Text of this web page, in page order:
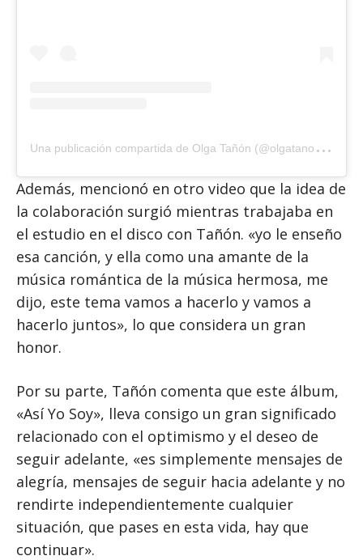
U
na publicación compartida de Olga Tañón (@olgatanonofficial)
Además, mencionó en otro video que la idea de
la colaboración surgió mientras trabajaba en
el estudio en el disco con Tañón. «yo le enseño
esa canción, y ella como una amante de la
música romántica de la música hermosa, me
dijo, este tema vamos a hacerlo y vamos a
hacerlo juntos», lo que considera un gran
honor.
Por su parte, Tañón comenta que este álbum,
«Así Yo Soy», lleva consigo un gran significado
relacionado con el optimismo y el deseo de
seguir adelante, «es simplemente mensajes de
alegría, mensajes de seguir hacia adelante y no
rendirte independientemente cualquier
situación, que pases en esta vida, hay que
continuar».